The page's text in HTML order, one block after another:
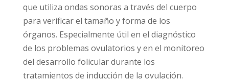
que utiliza ondas sonoras a través del cuerpo
para verificar el tamaño y forma de los
órganos. Especialmente útil en el diagnóstico
de los problemas ovulatorios y en el monitoreo
del desarrollo folicular durante los
tratamientos de inducción de la ovulación.